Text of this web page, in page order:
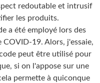
redoutable et intrusif
les produits.
a été employé lors des
COVID-19. Alors, j'essaie,
peut être utilisé pour
si on l'appose sur une
permette à quiconque